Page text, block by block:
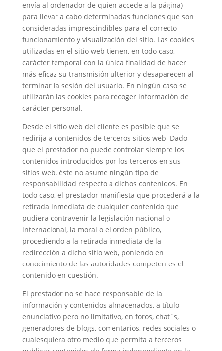
envía al ordenador de quien accede a la página)
para llevar a cabo determinadas funciones que son
consideradas imprescindibles para el correcto
funcionamiento y visualización del sitio. Las cookies
utilizadas en el sitio web tienen, en todo caso,
carácter temporal con la única finalidad de hacer
más eficaz su transmisión ulterior y desaparecen al
terminar la sesión del usuario. En ningún caso se
utilizarán las cookies para recoger información de
carácter personal.
Desde el sitio web del cliente es posible que se
redirija a contenidos de terceros sitios web. Dado
que el prestador no puede controlar siempre los
contenidos introducidos por los terceros en sus
sitios web, éste no asume ningún tipo de
responsabilidad respecto a dichos contenidos. En
todo caso, el prestador manifiesta que procederá a la
retirada inmediata de cualquier contenido que
pudiera contravenir la legislación nacional o
internacional, la moral o el orden público,
procediendo a la retirada inmediata de la
redirección a dicho sitio web, poniendo en
conocimiento de las autoridades competentes el
contenido en cuestión.
El prestador no se hace responsable de la
información y contenidos almacenados, a título
enunciativo pero no limitativo, en foros, chat´s,
generadores de blogs, comentarios, redes sociales o
cualesquiera otro medio que permita a terceros